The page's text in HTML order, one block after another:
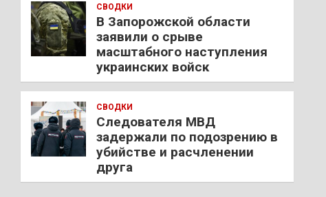
СВОДКИ
В Запорожской области
заявили о срыве
масштабного наступления
украинских войск
СВОДКИ
Следователя МВД
задержали по подозрению в
убийстве и расчленении
друга